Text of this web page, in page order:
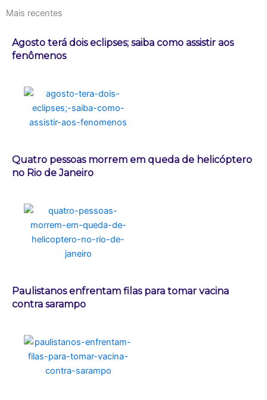
Mais recentes
Agosto terá dois eclipses; saiba como assistir aos
fenômenos
Quatro pessoas morrem em queda de helicóptero
no Rio de Janeiro
Paulistanos enfrentam filas para tomar vacina
contra sarampo